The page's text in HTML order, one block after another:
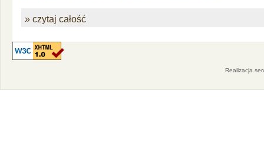
» czytaj całość
Realizacja